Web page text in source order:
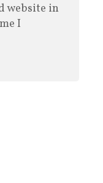
website in
I